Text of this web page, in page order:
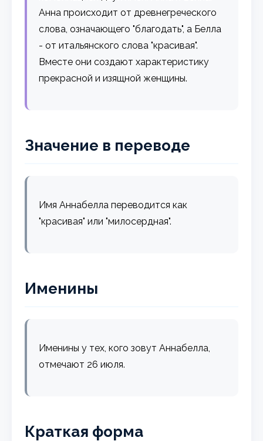
Анна происходит от древнегреческого
слова, означающего "благодать", а Белла
- от итальянского слова "красивая".
Вместе они создают характеристику
прекрасной и изящной женщины.
Значение в переводе
Имя Аннабелла переводится как
"красивая" или "милосердная".
Именины
Именины у тех, кого зовут Аннабелла,
отмечают 26 июля.
Краткая форма